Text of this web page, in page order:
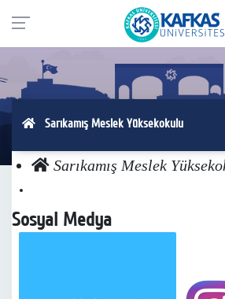
Sarıkamış Meslek Yüksekokulu
Sarıkamış Meslek
Sosyal Medya